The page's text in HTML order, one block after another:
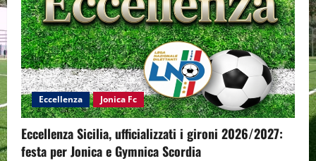
Eccellenza Jonica Fc
Eccellenza Sicilia, ufficializzati i gironi 2026/2027:
festa per Jonica e Gymnica Scordia